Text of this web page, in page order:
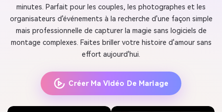
minutes. Parfait pour les couples, les photographes et les
organisateurs d'événements à la recherche d'une façon simple
mais professionnelle de capturer la magie sans logiciels de
montage complexes. Faites briller votre histoire d'amour sans
effort aujourd'hui.
Créer Ma Vidéo De Mariage